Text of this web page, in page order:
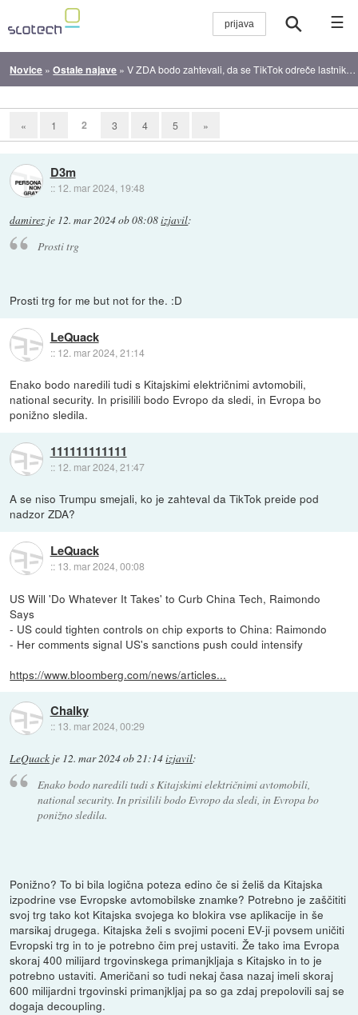
☰
Novice »Ostale najave »V ZDA bodo zahtevali, da se TikTok odreče lastniku ByteDanceu
« 1 2 3 4 5 »
D3m
:: 12. mar 2024, 19:48
damirez je 12. mar 2024 ob 08:08izjavil:
Prosti trg
Prosti trg for me but not for the. :D
LeQuack
:: 12. mar 2024, 21:14
Enako bodo naredili tudi s Kitajskimi električnimi avtomobili,
national security. In prisilili bodo Evropo da sledi, in Evropa bo
ponižno sledila.
111111111111
:: 12. mar 2024, 21:47
A se niso Trumpu smejali, ko je zahteval da TikTok preide pod
nadzor ZDA?
LeQuack
:: 13. mar 2024, 00:08
US Will 'Do Whatever It Takes' to Curb China Tech, Raimondo
Says
- US could tighten controls on chip exports to China: Raimondo
- Her comments signal US's sanctions push could intensify
https://www.bloomberg.com/news/articles...
Chalky
:: 13. mar 2024, 00:29
LeQuack je 12. mar 2024 ob 21:14izjavil:
Enako bodo naredili tudi s Kitajskimi električnimi avtomobili,
national security. In prisilili bodo Evropo da sledi, in Evropa bo
ponižno sledila.
Ponižno? To bi bila logična poteza edino če si želiš da Kitajska
izpodrine vse Evropske avtomobilske znamke? Potrebno je zaščititi
svoj trg tako kot Kitajska svojega ko blokira vse aplikacije in še
marsikaj drugega. Kitajska želi s svojimi poceni EV-ji povsem uničiti
Evropski trg in to je potrebno čim prej ustaviti. Že tako ima Evropa
skoraj 400 milijard trgovinskega primanjkljaja s Kitajsko in to je
potrebno ustaviti. Američani so tudi nekaj časa nazaj imeli skoraj
600 milijardni trgovinski primanjkljaj pa so ga zdaj prepolovili saj se
dogaja decoupling.